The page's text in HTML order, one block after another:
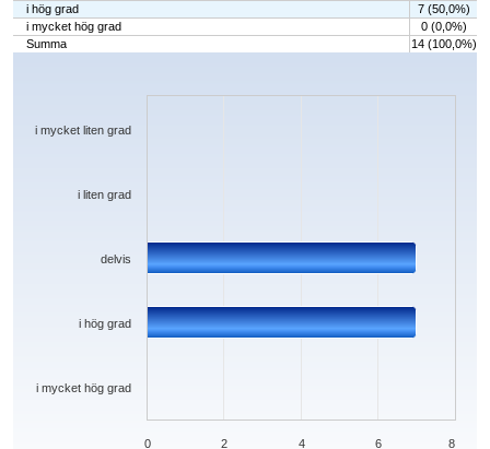
i hög grad
7 (50,0%)
i mycket hög grad
0 (0,0%)
Summa
14 (100,0%)
Chart
The chart has 1 X axis displaying categories.
i mycket hög grad
i hög grad
delvis
i liten grad
i mycket liten grad
0 2 4 6 8